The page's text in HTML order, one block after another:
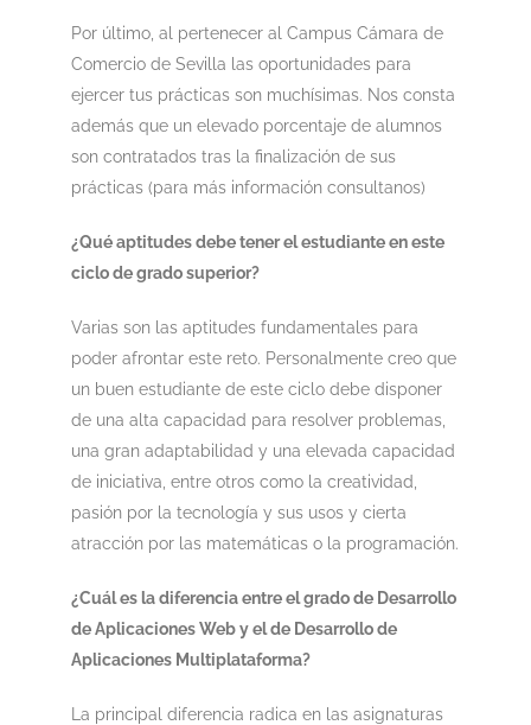
Por último, al pertenecer al Campus Cámara de
Comercio de Sevilla las oportunidades para
ejercer tus prácticas son muchísimas. Nos consta
además que un elevado porcentaje de alumnos
son contratados tras la finalización de sus
prácticas (para más información consultanos)
¿Qué aptitudes debe tener el estudiante en este
ciclo de grado superior?
Varias son las aptitudes fundamentales para
poder afrontar este reto. Personalmente creo que
un buen estudiante de este ciclo debe disponer
de una alta capacidad para resolver problemas,
una gran adaptabilidad y una elevada capacidad
de iniciativa, entre otros como la creatividad,
pasión por la tecnología y sus usos y cierta
atracción por las matemáticas o la programación.
¿Cuál es la diferencia entre el grado de Desarrollo
de Aplicaciones Web y el de Desarrollo de
Aplicaciones Multiplataforma?
La principal diferencia radica en las asignaturas